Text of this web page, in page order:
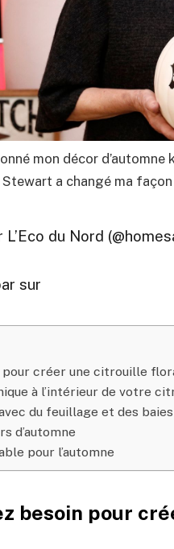
mon décor d’automne
a changé ma
du Nord
sur
pour créer une citrouille
à l’intérieur de votre
du feuillage et des baies
d’automne
pour l’automne
besoin pour